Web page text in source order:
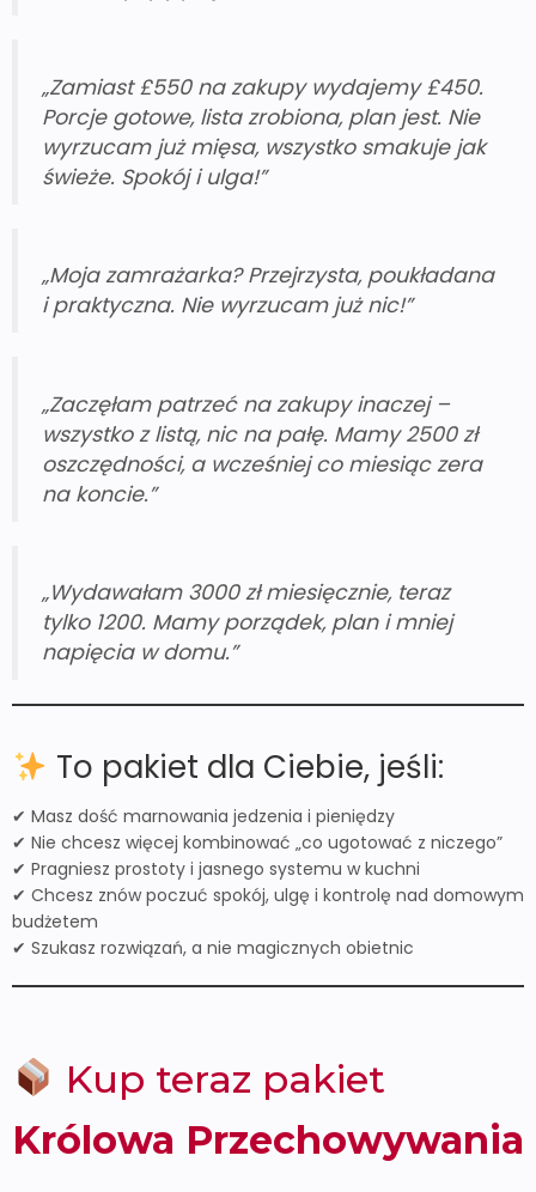
„Zamiast £550 na zakupy wydajemy £450.
Porcje gotowe, lista zrobiona, plan jest. Nie
wyrzucam już mięsa, wszystko smakuje jak
świeże. Spokój i ulga!”
„Moja zamrażarka? Przejrzysta, poukładana
i praktyczna. Nie wyrzucam już nic!”
„Zaczęłam patrzeć na zakupy inaczej –
wszystko z listą, nic na pałę. Mamy 2500 zł
oszczędności, a wcześniej co miesiąc zera
na koncie.”
„Wydawałam 3000 zł miesięcznie, teraz
tylko 1200. Mamy porządek, plan i mniej
napięcia w domu.”
To pakiet dla Ciebie, jeśli:
✔ Masz dość marnowania jedzenia i pieniędzy
✔ Nie chcesz więcej kombinować „co ugotować z niczego”
✔ Pragniesz prostoty i jasnego systemu w kuchni
✔ Chcesz znów poczuć spokój, ulgę i kontrolę nad domowym
budżetem
✔ Szukasz rozwiązań, a nie magicznych obietnic
Kup teraz pakiet
Królowa Przechowywania